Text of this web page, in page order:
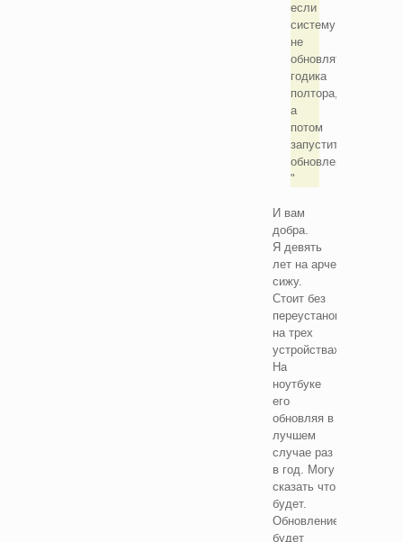
если
систему
не
обновлять
годика
полтора,
а
потом
запустить
обновления?
И вам
добра.
Я девять
лет на арче
сижу.
Стоит без
переустановок
на трех
устройствах,
На
ноутбуке
его
обновляя в
лучшем
случае раз
в год. Могу
сказать что
будет.
Обновление
будет